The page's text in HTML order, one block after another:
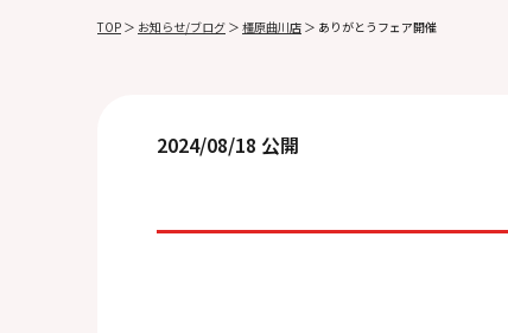
TOP ＞ お知らせ/ブログ ＞ 橿原曲川店 ＞ ありがとうフェア開催
2024/08/18 公開